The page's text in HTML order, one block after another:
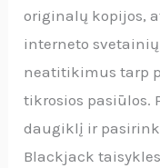
originalų kopijos,
interneto
neatitikimus tarp
tikrosios pasiūlos.
daugiklį ir
Blackjack